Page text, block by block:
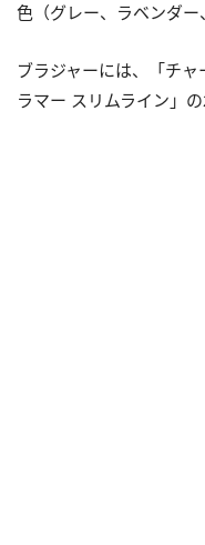
色（グレー、ラベンダー
ブラジャーには、「チ
ラマー スリムライン」